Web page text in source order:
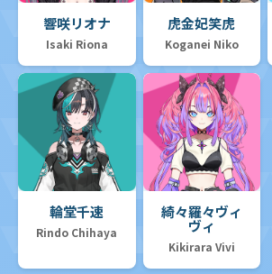
響咲リオナ
Isaki Riona
虎金妃笑虎
Koganei Niko
輪堂千速
Rindo Chihaya
綺々羅々ヴィ
ヴィ
Kikirara Vivi